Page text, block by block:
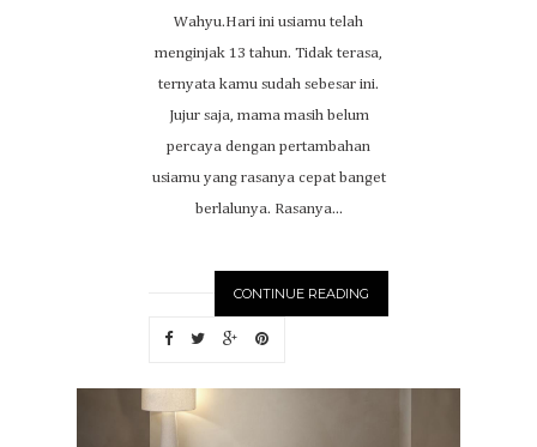
Wahyu.Hari ini usiamu telah
menginjak 13 tahun. Tidak terasa,
ternyata kamu sudah sebesar ini.
Jujur saja, mama masih belum
percaya dengan pertambahan
usiamu yang rasanya cepat banget
berlalunya. Rasanya...
CONTINUE READING